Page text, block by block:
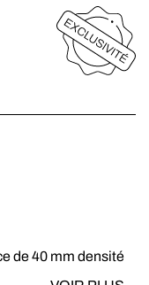
de 40 mm densité